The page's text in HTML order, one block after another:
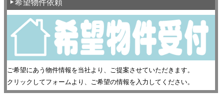
希望物件依頼
ご希望にあう物件情報を当社より、ご提案させていただきます。
クリックしてフォームより、ご希望の情報を入力してください。